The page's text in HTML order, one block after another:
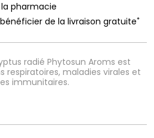
radié Phytosun Aroms est
respiratoires, maladies virales et
immunitaires.
pharmacie
de la livraison gratuite*